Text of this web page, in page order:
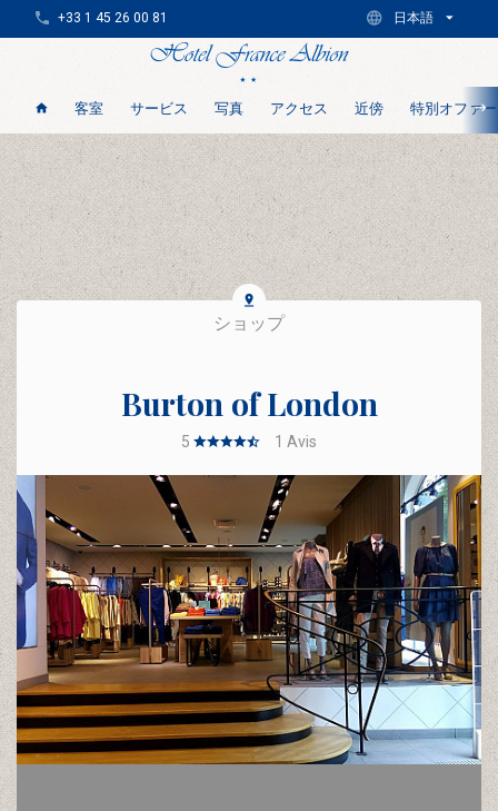
客室 サービス 写真 アクセス 近傍 特別オファー
+33 1 45 26 00 81 日本語
ショップ
Burton of London
5 1 Avis